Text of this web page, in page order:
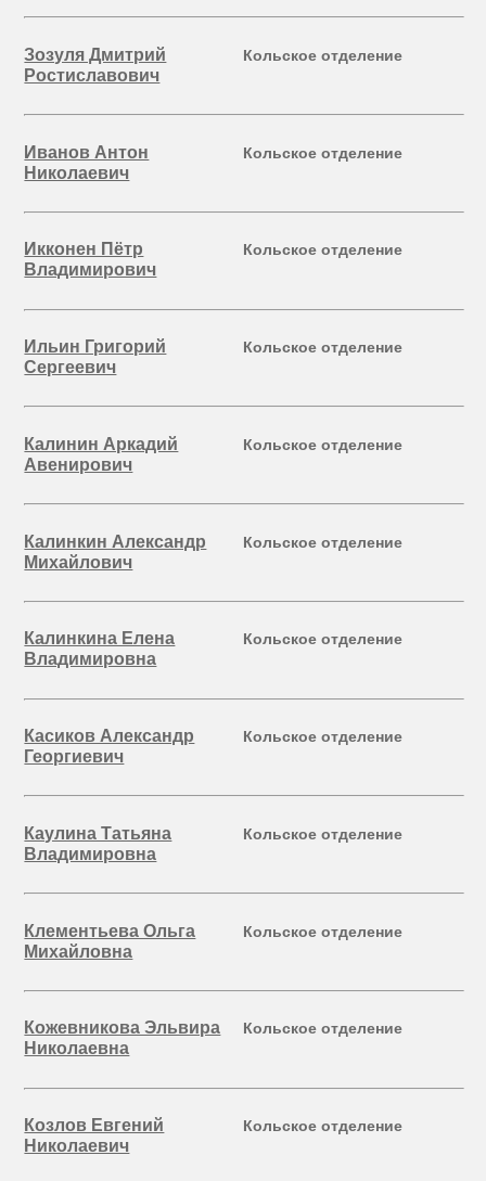
Зозуля Дмитрий
Ростиславович
Кольское отделение
Иванов Антон
Николаевич
Кольское отделение
Икконен Пётр
Владимирович
Кольское отделение
Ильин Григорий
Сергеевич
Кольское отделение
Калинин Аркадий
Авенирович
Кольское отделение
Калинкин Александр
Михайлович
Кольское отделение
Калинкина Елена
Владимировна
Кольское отделение
Касиков Александр
Георгиевич
Кольское отделение
Каулина Татьяна
Владимировна
Кольское отделение
Клементьева Ольга
Михайловна
Кольское отделение
Кожевникова Эльвира
Николаевна
Кольское отделение
Козлов Евгений
Николаевич
Кольское отделение